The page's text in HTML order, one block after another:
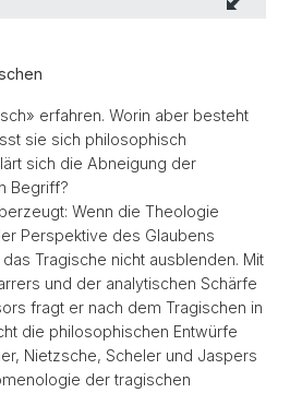
erfahren. Worin aber besteht
sie sich philosophisch
sich die Abneigung der
Begriff?
Wenn die Theologie
Perspektive des Glaubens
Tragische nicht ausblenden. Mit
und der analytischen Schärfe
fragt er nach dem Tragischen in
die philosophischen Entwürfe
Nietzsche, Scheler und Jaspers
der tragischen